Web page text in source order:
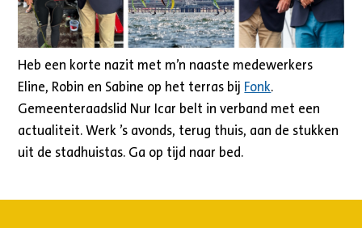
Heb een korte nazit met m’n naaste medewerkers
Eline, Robin en Sabine op het terras bij Fonk.
Gemeenteraadslid Nur Icar belt in verband met een
actualiteit. Werk ’s avonds, terug thuis, aan de stukken
uit de stadhuistas. Ga op tijd naar bed.